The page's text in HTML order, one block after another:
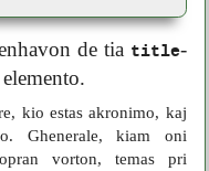
de tia title-
kio estas akronimo, kaj
Ghenerale, kiam oni
vorton, temas pri